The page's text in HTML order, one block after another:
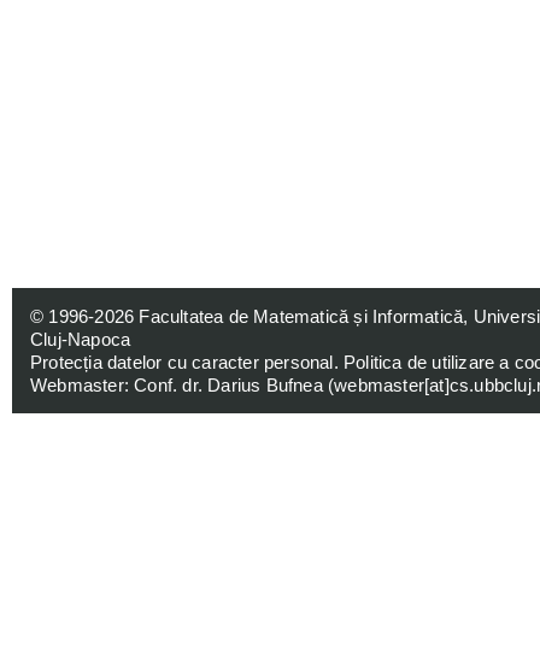
© 1996-2026 Facultatea de Matematică și Informatică,
Cluj-Napoca
Protecția datelor cu caracter personal. Politica de utilizare a
Webmaster: Conf. dr. Darius Bufnea (